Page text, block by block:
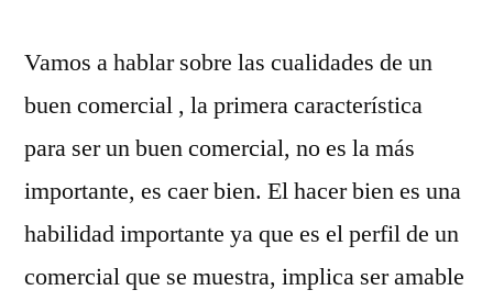
Vamos a hablar sobre las cualidades de un
buen comercial , la primera característica
para ser un buen comercial, no es la más
importante, es caer bien. El hacer bien es una
habilidad importante ya que es el perfil de un
comercial que se muestra, implica ser amable